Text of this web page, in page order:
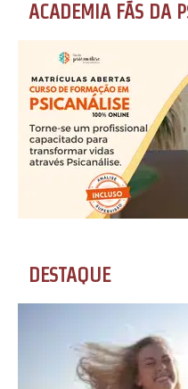
ACADEMIA FÃS DA
DESTAQUE